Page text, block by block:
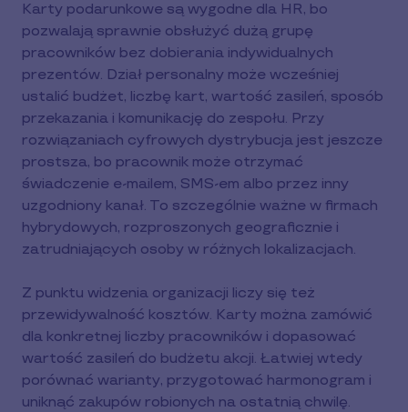
Karty podarunkowe są wygodne dla HR, bo
pozwalają sprawnie obsłużyć dużą grupę
pracowników bez dobierania indywidualnych
prezentów. Dział personalny może wcześniej
ustalić budżet, liczbę kart, wartość zasileń, sposób
przekazania i komunikację do zespołu. Przy
rozwiązaniach cyfrowych dystrybucja jest jeszcze
prostsza, bo pracownik może otrzymać
świadczenie e-mailem, SMS-em albo przez inny
uzgodniony kanał. To szczególnie ważne w firmach
hybrydowych, rozproszonych geograficznie i
zatrudniających osoby w różnych lokalizacjach.
Z punktu widzenia organizacji liczy się też
przewidywalność kosztów. Karty można zamówić
dla konkretnej liczby pracowników i dopasować
wartość zasileń do budżetu akcji. Łatwiej wtedy
porównać warianty, przygotować harmonogram i
uniknąć zakupów robionych na ostatnią chwilę.